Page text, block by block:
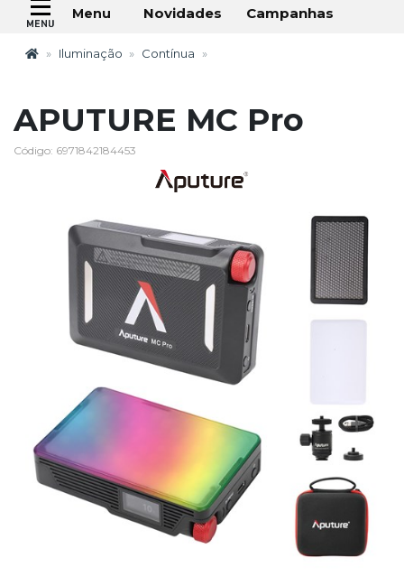
Menu Novidades Campanhas
Iluminação Contínua
APUTURE MC Pro
Código: 6971842184453